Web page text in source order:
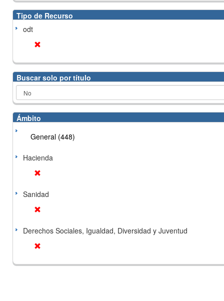
Tipo de Recurso
odt
Buscar solo por título
Ámbito
General (448)
Hacienda
Sanidad
Derechos Sociales, Igualdad, Diversidad y Juventud